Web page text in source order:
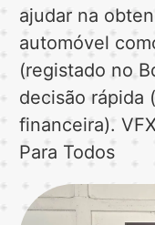
ajudar na
automóvel
(registado no
decisão rápida
financeira).
Para Todos